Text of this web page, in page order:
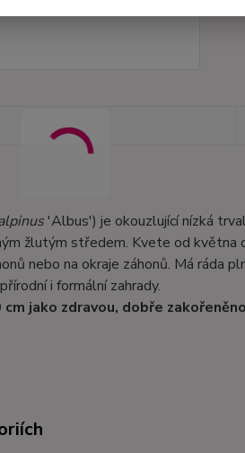
'Albus') je okouzlující nízká
žlutým středem. Kvete od května
nebo na okraje záhonů. Má ráda
i formální zahrady.
jako zdravou, dobře